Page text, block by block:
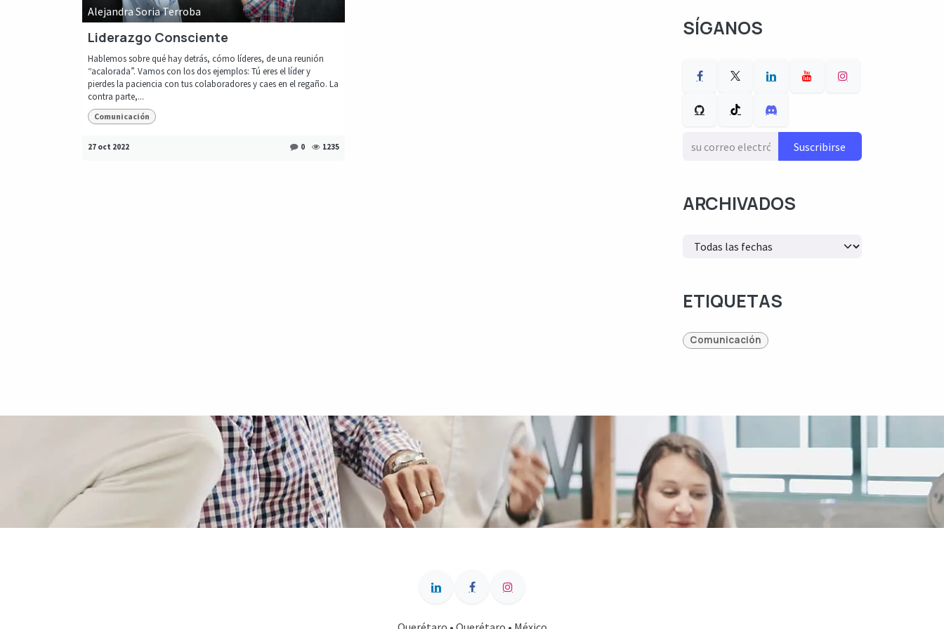
Alejandra Soria Terroba
Liderazgo Consciente
Hablemos sobre qué hay detrás, cómo líderes, de una reunión
“acalorada”. Vamos con los dos ejemplos: Tú eres el líder y
pierdes la paciencia con tus colaboradores y caes en el regaño. La
contra parte,...
Comunicación
27 oct 2022 0 1235
SÍGANOS
Suscribirse
ARCHIVADOS
ETIQUETAS
Comunicación